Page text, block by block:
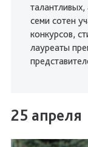
семи сотен
конкурсов,
лауреаты
25 апреля